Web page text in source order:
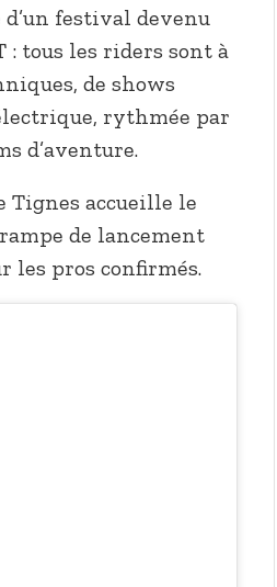
festival devenu
tous les riders sont à
de shows
rythmée par
d’aventure.
Tignes accueille le
de lancement
les pros confirmés.